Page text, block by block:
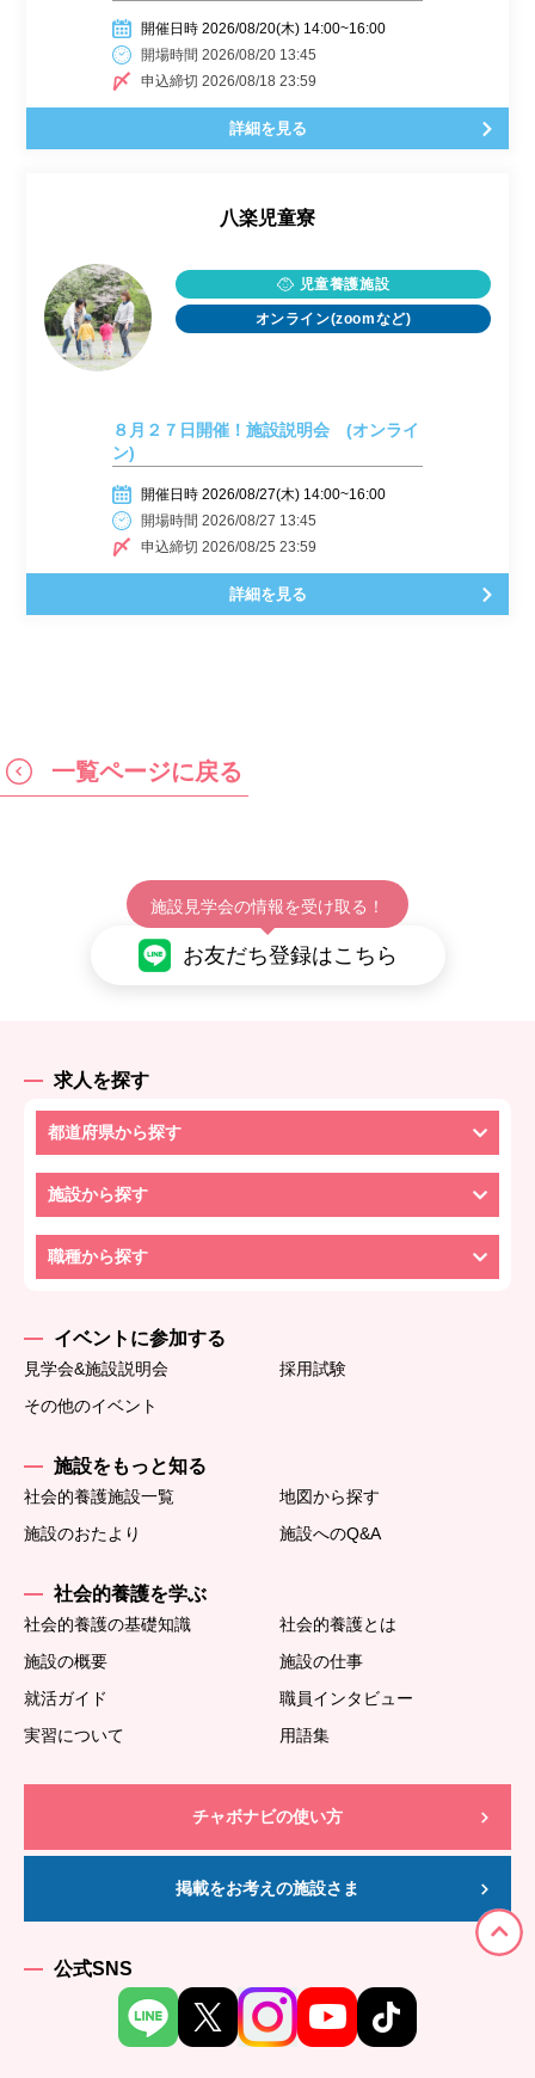
開催日時 2026/08/20(木) 14:00~16:00
開場時間 2026/08/20 13:45
申込締切 2026/08/18 23:59
詳細を見る
八楽児童寮
児童養護施設
オンライン(zoomなど)
８月２７日開催！施設説明会 (オンライ
ン)
開催日時 2026/08/27(木) 14:00~16:00
開場時間 2026/08/27 13:45
申込締切 2026/08/25 23:59
詳細を見る
一覧ページに戻る
施設見学会の情報を受け取る！
お友だち登録はこちら
求人を探す
都道府県から探す
施設から探す
職種から探す
イベントに参加する
見学会&施設説明会
採用試験
その他のイベント
施設をもっと知る
社会的養護施設一覧
地図から探す
施設のおたより
施設へのQ&A
社会的養護を学ぶ
社会的養護の基礎知識
社会的養護とは
施設の概要
施設の仕事
就活ガイド
職員インタビュー
実習について
用語集
チャボナビの使い方
掲載をお考えの施設さま
公式SNS